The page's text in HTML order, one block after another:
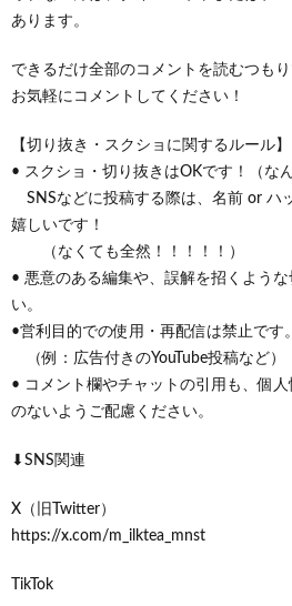
あります。
できるだけ全部のコメントを読むつもり
お気軽にコメントしてください！
【切り抜き・スクショに関するルール】
• スクショ・切り抜きはOKです！（な
SNSなどに投稿する際は、名前 or ハ
嬉しいです！
（なくても全然！！！！！）
• 悪意のある編集や、誤解を招くよう
い。
•営利目的での使用・再配信は禁止です。
（例：広告付きのYouTube投稿など）
• コメント欄やチャットの引用も、個
のないようご配慮ください。
⬇︎SNS関連
X（旧Twitter）
https://x.com/m_ilktea_mnst
TikTok